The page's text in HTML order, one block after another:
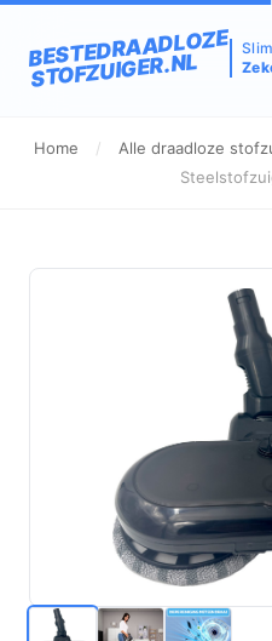
BESTEDRAADLOZE
STOFZUIGER.NL
Home / Alle draadloze